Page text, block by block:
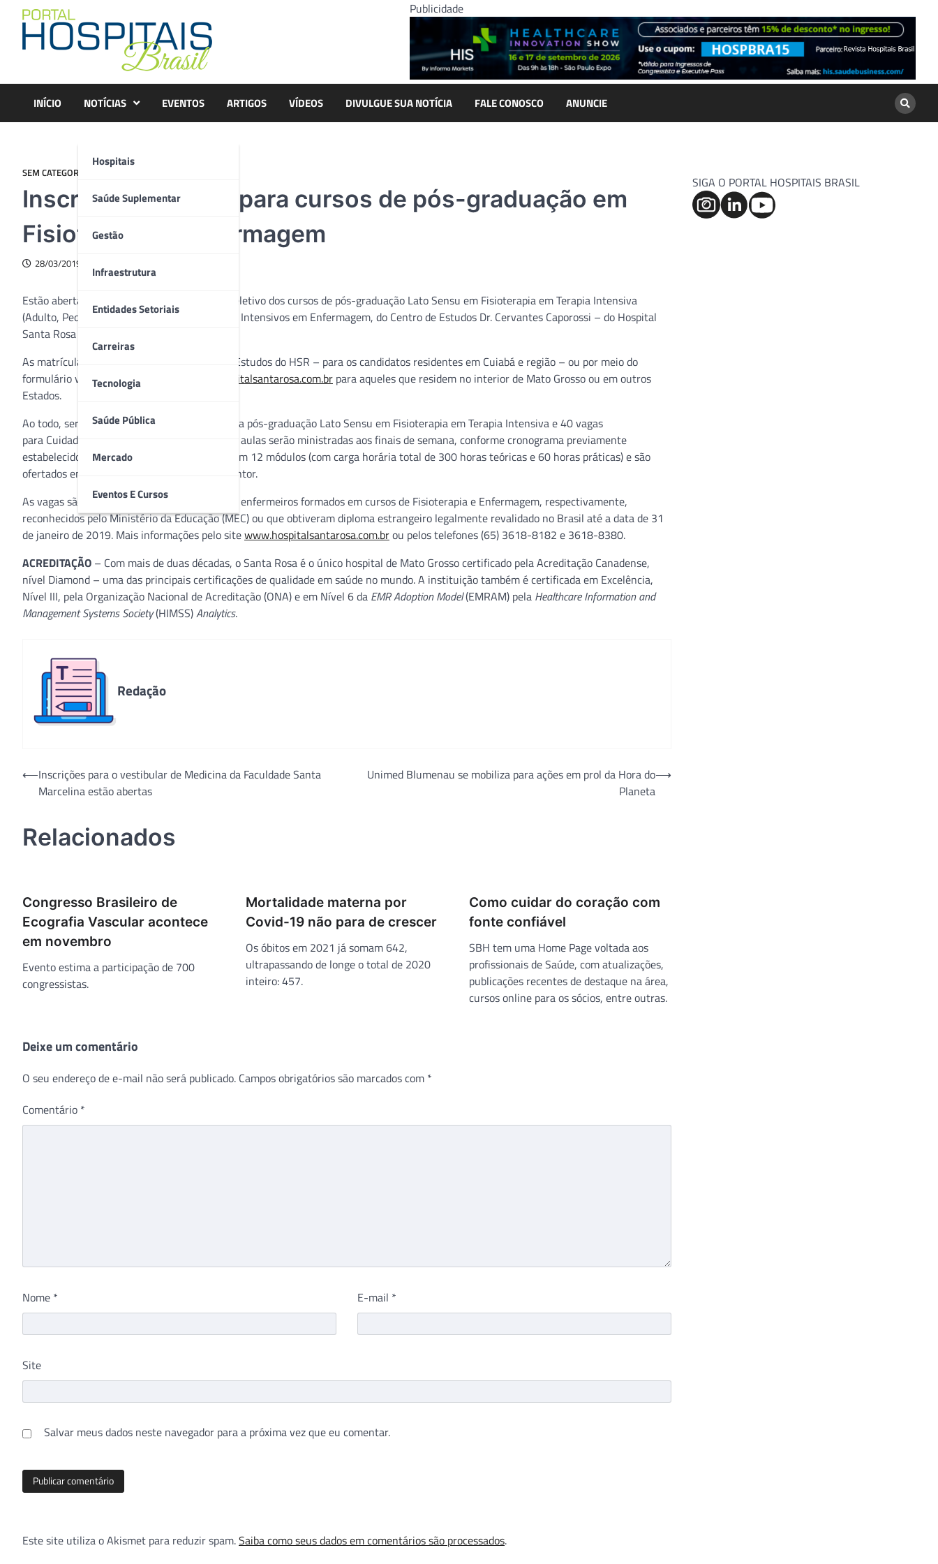
content
Publicidade
INÍCIO NOTÍCIAS
Hospitais
Saúde Suplementar
Gestão
Infraestrutura
Entidades Setoriais
Carreiras
Tecnologia
Saúde Pública
Mercado
Eventos E Cursos
EVENTOS ARTIGOS VÍDEOS DIVULGUE SUA NOTÍCIA FALE CONOSCO ANUNCIE
SEM CATEGORIA
Inscrições abertas para cursos de pós-graduação em
Fisioterapia e Enfermagem
28/03/2019
Estão abertas as inscrições para o processo seletivo dos cursos de pós-graduação Lato Sensu em Fisioterapia em Terapia Intensiva
(Adulto, Pediátrico e Neonatal) e em Cuidados Intensivos em Enfermagem, do Centro de Estudos Dr. Cervantes Caporossi – do Hospital
Santa Rosa (HSR), em Cuiabá (MT).
As matrículas podem ser feitas no Centro de Estudos do HSR – para os candidatos residentes em Cuiabá e região – ou por meio do
formulário via e-mailcentrodeestudos@hospitalsantarosa.com.br para aqueles que residem no interior de Mato Grosso ou em outros
Estados.
Ao todo, serão disponibilizadas 40 vagas para a pós-graduação Lato Sensu em Fisioterapia em Terapia Intensiva e 40 vagas
para Cuidados Intensivos em Enfermagem. As aulas serão ministradas aos finais de semana, conforme cronograma previamente
estabelecidos durante os cursos – que possuem 12 módulos (com carga horária total de 300 horas teóricas e 60 horas práticas) e são
ofertados em conjunto com a Faculdade Redentor.
As vagas são destinadas aos fisioterapeutas e enfermeiros formados em cursos de Fisioterapia e Enfermagem, respectivamente,
reconhecidos pelo Ministério da Educação (MEC) ou que obtiveram diploma estrangeiro legalmente revalidado no Brasil até a data de 31
de janeiro de 2019. Mais informações pelo sitewww.hospitalsantarosa.com.brou pelos telefones (65) 3618-8182 e 3618-8380.
ACREDITAÇÃO – Com mais de duas décadas, o Santa Rosa é o único hospital de Mato Grosso certificado pela Acreditação Canadense,
nível Diamond – uma das principais certificações de qualidade em saúde no mundo. A instituição também é certificada em Excelência,
Nível III, pela Organização Nacional de Acreditação (ONA) e em Nível 6 da EMR Adoption Model(EMRAM) pela Healthcare Information and
Management Systems Society(HIMSS)Analytics.
Redação
Navegação
⟵Inscrições para o vestibular de Medicina da Faculdade Santa
Marcelina estão abertas
Unimed Blumenau se mobiliza para ações em prol da Hora do
Planeta
⟶
Relacionados
Congresso Brasileiro de
Ecografia Vascular acontece
em novembro
Evento estima a participação de 700
congressistas.
Mortalidade materna por
Covid-19 não para de crescer
Os óbitos em 2021 já somam 642,
ultrapassando de longe o total de 2020
inteiro: 457.
Como cuidar do coração com
fonte confiável
SBH tem uma Home Page voltada aos
profissionais de Saúde, com atualizações,
publicações recentes de destaque na área,
cursos online para os sócios, entre outras.
Deixe um comentário
O seu endereço de e-mail não será publicado. Campos obrigatórios são marcados com *
Comentário *
Nome * E-mail *
Site
Salvar meus dados neste navegador para a próxima vez que eu comentar.
Este site utiliza o Akismet para reduzir spam.Saiba como seus dados em comentários são processados.
SIGA O PORTAL HOSPITAIS BRASIL